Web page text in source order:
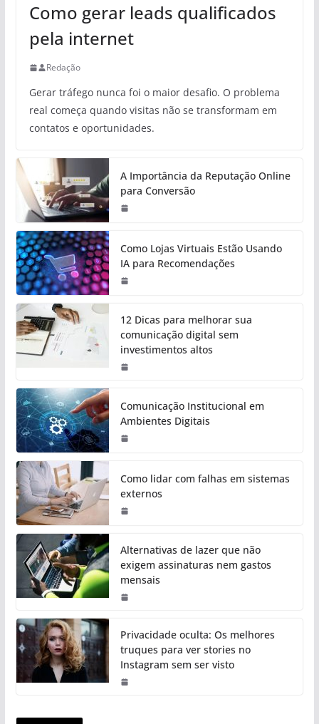
Como gerar leads qualificados
pela internet
Redação
Gerar tráfego nunca foi o maior desafio. O problema
real começa quando visitas não se transformam em
contatos e oportunidades.
A Importância da Reputação Online
para Conversão
Como Lojas Virtuais Estão Usando
IA para Recomendações
12 Dicas para melhorar sua
comunicação digital sem
investimentos altos
Comunicação Institucional em
Ambientes Digitais
Como lidar com falhas em sistemas
externos
Alternativas de lazer que não
exigem assinaturas nem gastos
mensais
Privacidade oculta: Os melhores
truques para ver stories no
Instagram sem ser visto